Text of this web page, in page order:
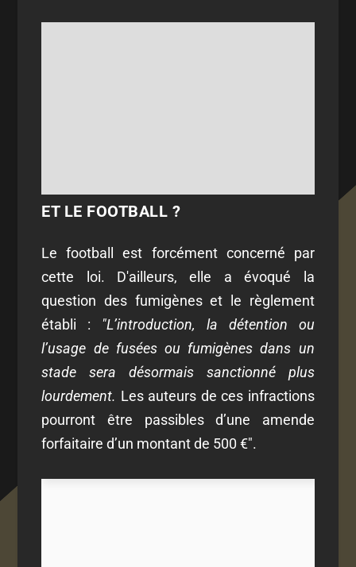
ET LE FOOTBALL ?
Le football est forcément concerné par
cette loi. D'ailleurs, elle a évoqué la
question des fumigènes et le règlement
établi : "L’introduction, la détention ou
l’usage de fusées ou fumigènes dans un
stade sera désormais sanctionné plus
lourdement. Les auteurs de ces infractions
pourront être passibles d’une amende
forfaitaire d’un montant de 500 €".